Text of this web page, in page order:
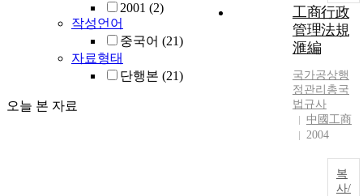
2001 (2)
작성언어
중국어 (21)
자료형태
단행본 (21)
오늘 본 자료
工商行政
管理法規
滙編
국가공상행
정관리총국
법규사
中國工商
2004
복
사/